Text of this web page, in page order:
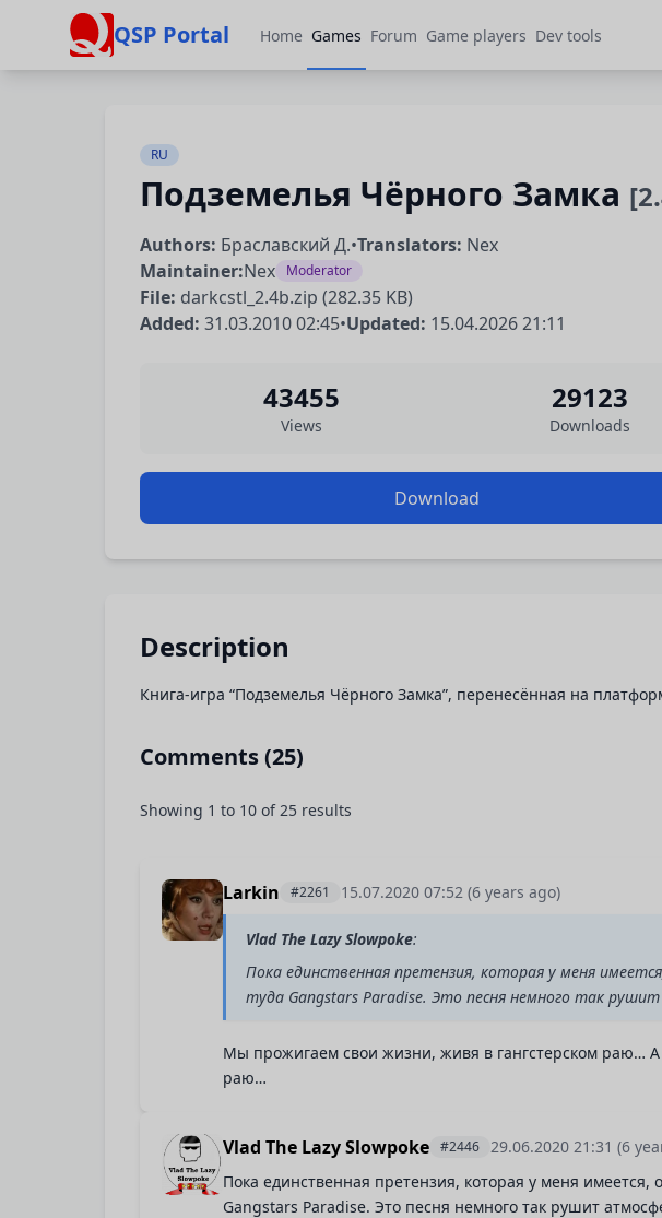
QSP Portal Home Games Forum Game players Dev tools
RU
Подземелья Чёрного Замка
Authors: Браславский Д.•Translators: Nex
Maintainer:Nex Moderator
File: darkcstl_2.4b.zip (282.35 KB)
Added: 31.03.2010 02:45•Updated: 15.04.2026 21:11
43455
Views
29123
Downloads
Download
Description
Книга-игра “Подземелья Чёрного Замка”, перенесённая на
Comments (25)
Showing 1 to 10 of25 results
Larkin #2261 15.07.2020 07:52 (6 years ago)
Vlad The Lazy Slowpoke:
Пока единственная претензия, которая у меня
туда Gangstars Paradise. Это песня немного так
Мы прожигаем свои жизни, живя в гангстерском раю… А
раю…
Vlad The Lazy Slowpoke #2446 29.06.2020 21:31 (6
Пока единственная претензия, которая у меня имеется,
Gangstars Paradise. Это песня немного так рушит